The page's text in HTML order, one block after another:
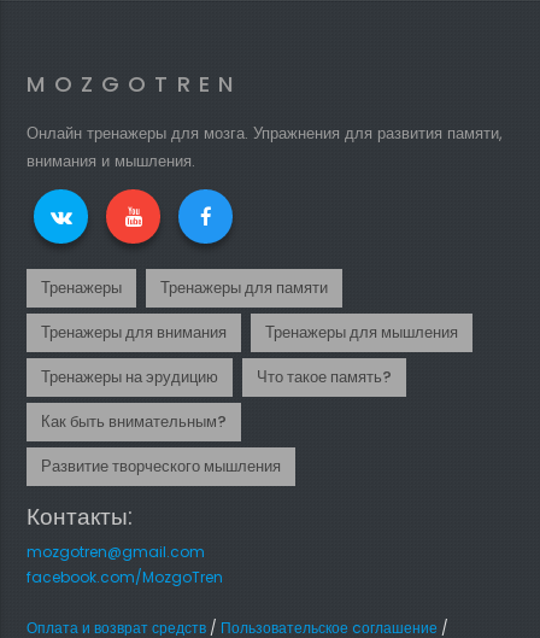
MOZGOTREN
Онлайн тренажеры для мозга. Упражнения для развития памяти,
внимания и мышления.
Тренажеры
Тренажеры для памяти
Тренажеры для внимания
Тренажеры для мышления
Тренажеры на эрудицию
Что такое память?
Как быть внимательным?
Развитие творческого мышления
Контакты:
mozgotren@gmail.com
facebook.com/MozgoTren
Оплата и возврат средств / Пользовательское cоглашение /